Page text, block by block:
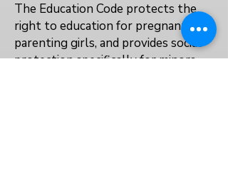
The Education Code protects the
right to education for pregnant or
parenting girls, and provides social
protection specifically for minors